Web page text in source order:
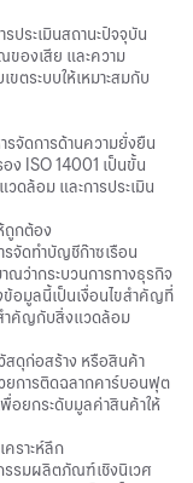
ประเมินสถานะปัจจุบัน
ของเสีย และความ
ตระบบให้เหมาะสมกับ
รจัดการด้านความยั่งยืน
ง ISO 14001 เป็นขั้น
ดล้อม และการประเมิน
ถูกต้อง
รจัดทำบัญชีก๊าซเรือน
ณว่ากระบวนการทางธุรกิจ
ข้อมูลนี้เป็นเงื่อนไขสำคัญที่
สำคัญกับสิ่งแวดล้อม
สดุก่อสร้าง หรือสินค้า
ยการติดฉลากคาร์บอนฟุต
อยกระดับมูลค่าสินค้าให้
ราะห์ลึก
รรมผลิตภัณฑ์เชิงนิเวศ